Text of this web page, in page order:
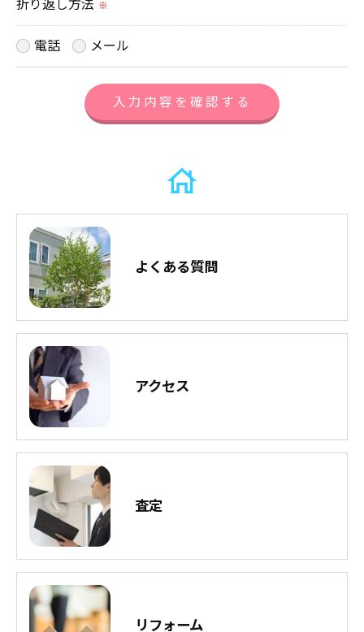
きにつきましては、お電話でお問合せ下さい。
折り返し方法 ※
電話 メール
よくある質問
アクセス
査定
リフォーム